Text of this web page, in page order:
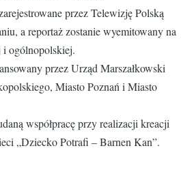
przez Telewizję Polską
a reportaż zostanie wyemitowany na
i ogólnopolskiej.
przez Urząd Marszałkowski
Miasto Poznań i Miasto
współpracę przy realizacji kreacji
„Dziecko Potrafi – Barnen Kan”.